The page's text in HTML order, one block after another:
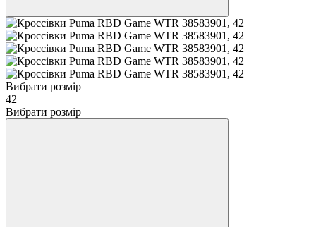
Вибрати розмір
42
Вибрати розмір